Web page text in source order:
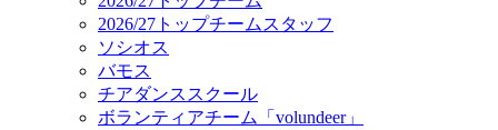
合観戦チケット
奈良クラブ明治安田Ｊ3リーグ 2026/27シーズン
「鹿パス」
観戦ルール＆マナー
FANCOMMUNITY
2026/27トップチームスタッフ
ソシオス
バモス
チアダンススクール
ボランティアチーム「volundeer」